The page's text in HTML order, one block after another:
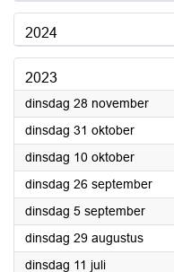
2024
2023
dinsdag 28 november2023
dinsdag 31 oktober2023
dinsdag 10 oktober2023
dinsdag 26 september2023
dinsdag 5 september2023
dinsdag 29 augustus2023
dinsdag 11 juli2023